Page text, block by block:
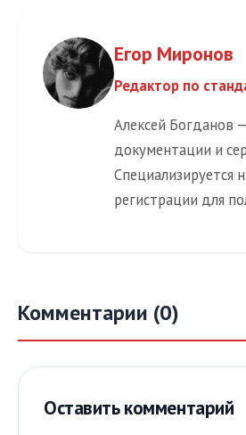
Егор Миронов
Редактор по
Алексей Богданов
документации и
Специализируется
регистрации для
Комментарии (0)
Оставить комментарий